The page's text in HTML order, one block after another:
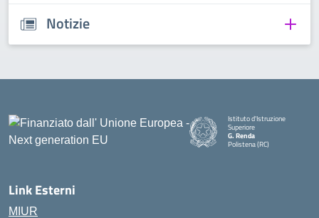
Notizie
Istituto d'Istruzione
Superiore
G. Renda
Polistena (RC)
Link Esterni
MIUR